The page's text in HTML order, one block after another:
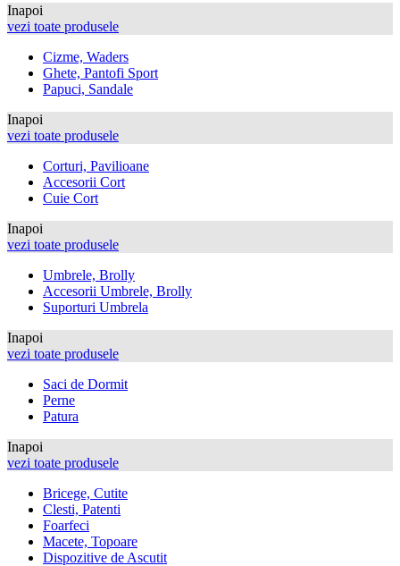
Inapoi
vezi toate produsele
Cizme, Waders
Ghete, Pantofi Sport
Papuci, Sandale
Inapoi
vezi toate produsele
Corturi, Pavilioane
Accesorii Cort
Cuie Cort
Inapoi
vezi toate produsele
Umbrele, Brolly
Accesorii Umbrele, Brolly
Suporturi Umbrela
Inapoi
vezi toate produsele
Saci de Dormit
Perne
Patura
Inapoi
vezi toate produsele
Bricege, Cutite
Clesti, Patenti
Foarfeci
Macete, Topoare
Dispozitive de Ascutit